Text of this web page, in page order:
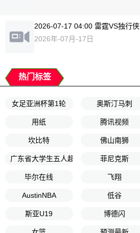
2026-07-17 04:00 雷霆VS独行侠
2026年-07月-17日
热门标签
女足亚洲杯第1轮 奥斯汀马刺
用纸 腾讯视频
坎比特 佛山南狮
广东省大学生五人超男甲组第2轮菲尼克斯
毕尔在线 飞翔
AustinNBA 低谷
斯亚U19 博德闪